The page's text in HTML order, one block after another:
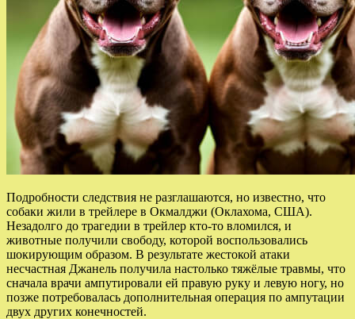
Подробности следствия не разглашаются, но известно, что
собаки жили в трейлере в Окмалджи (Оклахома, США).
Незадолго до трагедии в трейлер кто-то вломился, и
животные получили свободу, которой воспользовались
шокирующим образом. В результате жестокой атаки
несчастная Джанель получила настолько тяжёлые травмы, что
сначала врачи ампутировали ей правую руку и левую ногу, но
позже потребовалась дополнительная операция по ампутации
двух других конечностей.